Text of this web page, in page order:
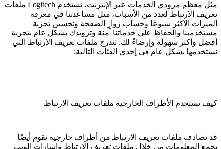
مثل معظم مزودي الخدمات عبر الإنترنت، تستخدم Logitech ملفات
تعريف الارتباط لعدد من الأسباب، مثل مساعدتنا في معرفة
الميزات الأكثر شيوعًا وحساب زوار الصفحة وتحسين تجربة
مستخدمينا والحفاظ على خدماتنا آمنة وتزويدك بشكل عام بتجربة
أفضل وأكثر سهولة وإرضاءً لك. تندرج ملفات تعريف الارتباط التي
نستخدمها بشكل عام في إحدى الفئات التالية:
كيف تستخدم الأطراف الخارجية ملفات تعريف الارتباط
قد تصادف ملفات تعريف الارتباط من أطراف خارجية تقوم أيضًا
بجمع المعلومات من خلال ملفات تعريف الارتباط وإشارات الويب